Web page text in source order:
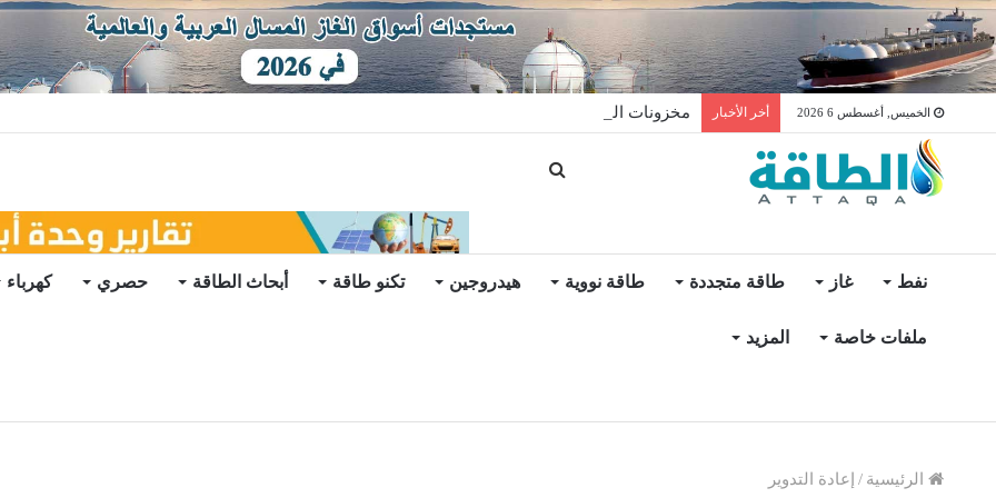
الخميس, أغسطس 6 2026 أخر الأخبار مخزونات النفط الأميركية ترتفع 2.5 مليون برميل عكس التوقعات
نفط غاز طاقة متجددة طاقة نووية هيدروجين تكنو طاقة أبحاث الطاقة حصري كهرباء
ملفات خاصة المزيد
الرئيسية / إعادة التدوير